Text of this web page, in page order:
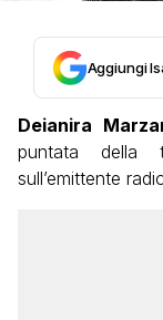
Aggiungi
Deianira
puntata della
sull’emittente